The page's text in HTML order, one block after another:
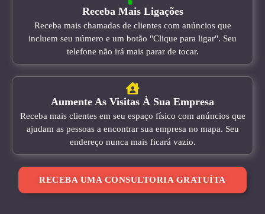
Receba Mais Ligações
Receba mais chamadas de clientes com anúncios que
incluem seu número e um botão "Clique para ligar". Seu
telefone não irá mais parar de tocar.
Aumente As Visitas À Sua Empresa
Receba mais clientes em seu espaço físico com anúncios que
ajudam as pessoas a encontrar sua empresa no mapa. Seu
endereço nunca mais ficará vazio.
RECEBA UMA CONSULTORIA GRATUÍTA